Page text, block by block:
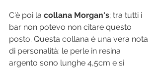
C'è poi la collana Morgan's; tra tutti i
bar non potevo non citare questo
posto. Questa collana è una vera nota
di personalità: le perle in resina
argento sono lunghe 4,5cm e si